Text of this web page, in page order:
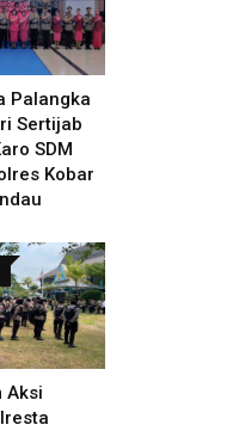
Palangka
Sertijab
SDM
Kobar
Aksi